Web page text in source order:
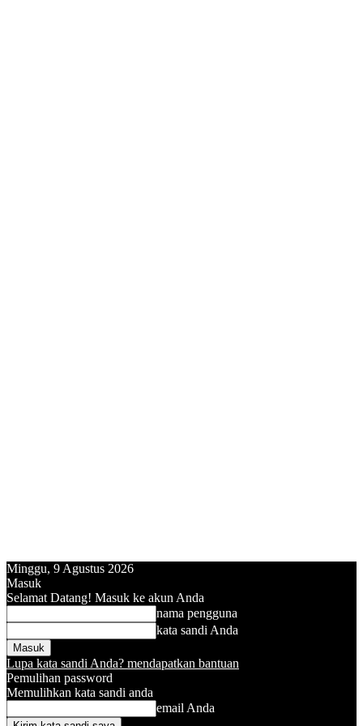
Minggu, 9 Agustus 2026
Masuk
Selamat Datang! Masuk ke akun Anda
nama pengguna
kata sandi Anda
Lupa kata sandi Anda? mendapatkan bantuan
Pemulihan password
Memulihkan kata sandi anda
email Anda